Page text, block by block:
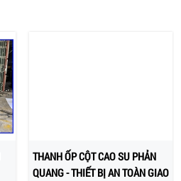
THANH ỐP CỘT CAO SU PHẢN
QUANG - THIẾT BỊ AN TOÀN GIAO